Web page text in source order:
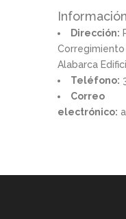
Información
Dirección:
Alabarca
Teléfono:
Correo
electrónico: